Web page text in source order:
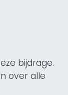
bijdrage.
over alle